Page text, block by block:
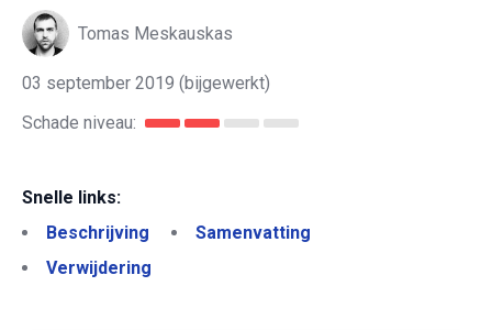
Tomas Meskauskas
03 september 2019 (bijgewerkt)
Schade niveau:
Snelle links:
Beschrijving
Samenvatting
Verwijdering